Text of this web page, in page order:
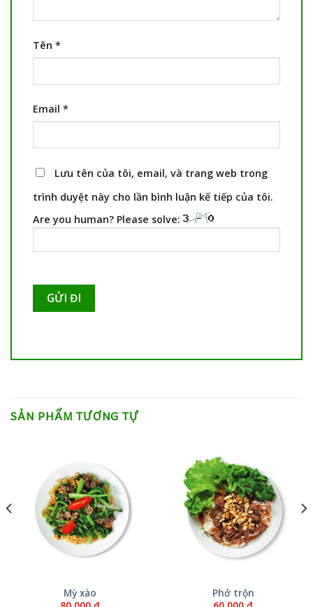
Tên *
Email *
Lưu tên của tôi, email, và trang web trong
trình duyệt này cho lần bình luận kế tiếp của tôi.
Are you human? Please solve:
SẢN PHẨM TƯƠNG TỰ
Mỳ xào
Phở trộn